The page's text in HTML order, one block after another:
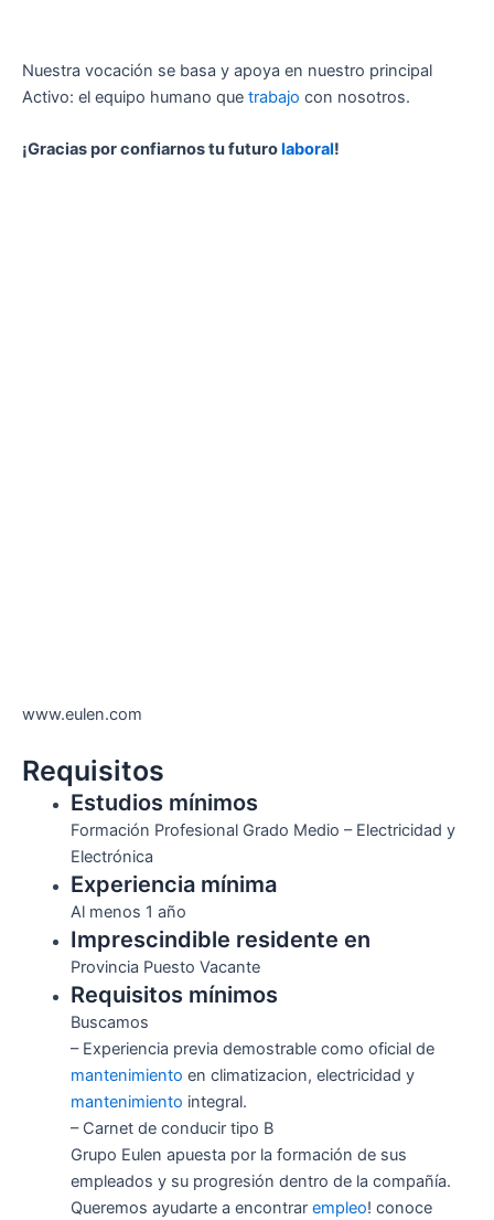
Nuestra vocación se basa y apoya en nuestro principal
Activo: el equipo humano que trabajo con nosotros.
¡Gracias por confiarnos tu futuro laboral!
www.eulen.com
Requisitos
Estudios mínimos
Formación Profesional Grado Medio – Electricidad y
Electrónica
Experiencia mínima
Al menos 1 año
Imprescindible residente en
Provincia Puesto Vacante
Requisitos mínimos
Buscamos
– Experiencia previa demostrable como oficial de
mantenimiento en climatizacion, electricidad y
mantenimiento integral.
– Carnet de conducir tipo B
Grupo Eulen apuesta por la formación de sus
empleados y su progresión dentro de la compañía.
Queremos ayudarte a encontrar empleo! conoce